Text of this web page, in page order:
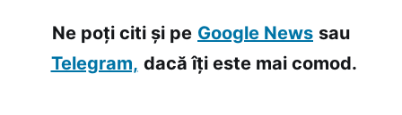
Ne poți citi și pe Google News sau
Telegram, dacă îți este mai comod.